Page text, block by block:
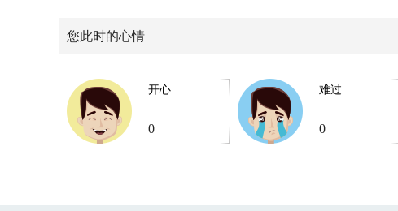
您此时的心情
开心
0
难过
0